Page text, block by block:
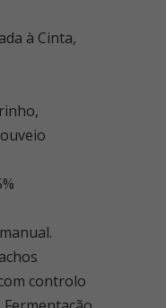
à Cinta,
controlo